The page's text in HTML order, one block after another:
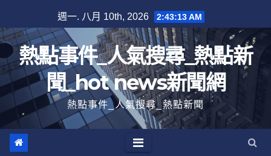
至
內
容
週一. 八月 10th, 2026 2:43:14 AM
熱點事件_人氣搜尋_熱點新
聞_hot news新聞網
熱點事件_人氣搜尋_熱點新聞